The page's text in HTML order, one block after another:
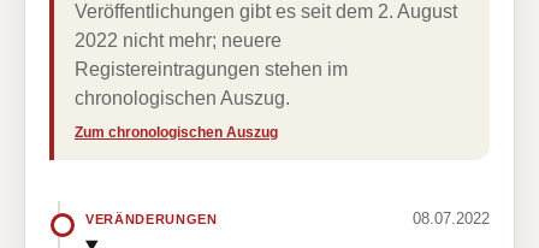
Veröffentlichungen gibt es seit dem 2. August
2022 nicht mehr; neuere
Registereintragungen stehen im
chronologischen Auszug.
Zum chronologischen Auszug
VERÄNDERUNGEN 08.07.2022